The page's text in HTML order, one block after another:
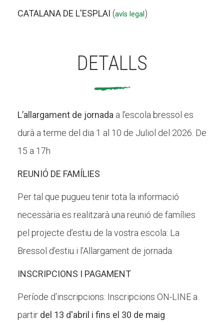
CATALANA DE L'ESPLAI (avís legal)
DETALLS
L’allargament de jornada a l’escola bressol es
durà a terme del dia 1 al 10 de Juliol del 2026. De
15 a 17h
REUNIÓ DE FAMÍLIES
Per tal que pugueu tenir tota la informació
necessària es realitzarà una reunió de famílies
pel projecte d’estiu de la vostra escola: La
Bressol d’estiu i l’Allargament de jornada.
INSCRIPCIONS I PAGAMENT
Període d'inscripcions: Inscripcions ON-LINE a
partir del 13 d'abril i fins el 30 de maig